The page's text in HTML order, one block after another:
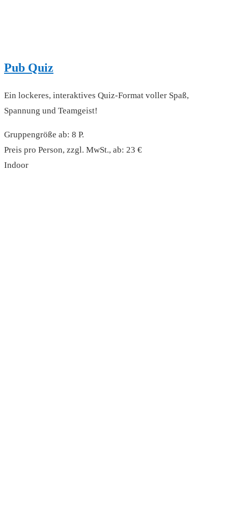
Pub Quiz
Ein lockeres, interaktives Quiz-Format voller Spaß,
Spannung und Teamgeist!
Gruppengröße ab: 8 P.
Preis pro Person, zzgl. MwSt., ab: 23 €
Indoor